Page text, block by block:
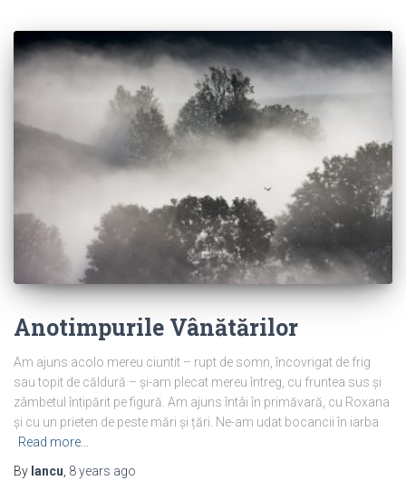
Anotimpurile Vânătărilor
Am ajuns acolo mereu ciuntit – rupt de somn, încovrigat de frig
sau topit de căldură – și-am plecat mereu întreg, cu fruntea sus și
zâmbetul întipărit pe figură. Am ajuns întâi în primăvară, cu Roxana
și cu un prieten de peste mări și țări. Ne-am udat bocancii în iarba
Read more…
By Iancu 8 years ago